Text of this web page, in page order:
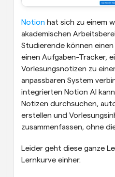
Notion hat sich zu einem
akademischen
Studierende können
einen Aufgaben-Tracker,
Vorlesungsnotizen zu
anpassbaren System
integrierten Notion AI
Notizen durchsuchen,
erstellen und
zusammenfassen, ohne
Leider geht diese ganze
Lernkurve einher.